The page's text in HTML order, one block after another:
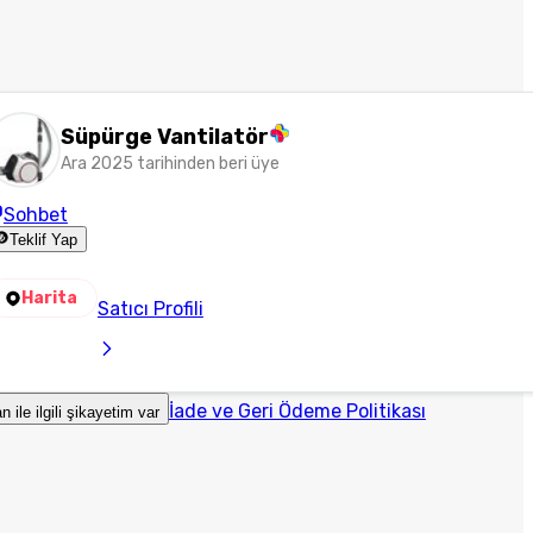
Süpürge Vantilatör
Ara 2025 tarihinden beri üye
Sohbet
Teklif Yap
Harita Satıcı Profili
ile ilgili şikayetim var İade ve Geri Ödeme Politikası